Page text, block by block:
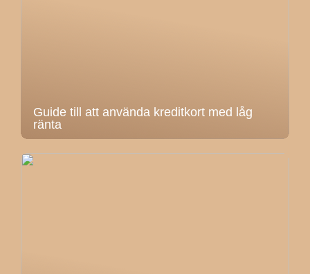
Guide till att använda kreditkort med låg
ränta